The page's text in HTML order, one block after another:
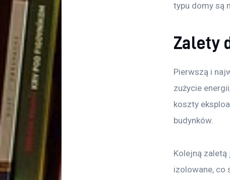
typu domy są
Zalety
Pierwszą i
zużycie
koszty
budynków.
Kolejną
izolowane, co